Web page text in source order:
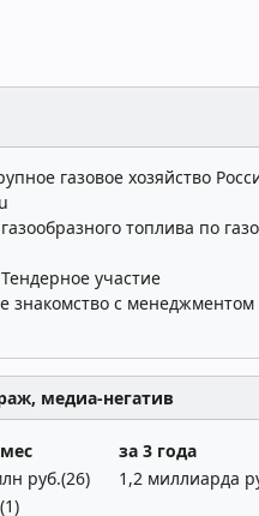
газовое хозяйство
топлива по
Тендерное участие
знакомство с менеджментом
медиа-негатив
за 3 года
руб.(26)
1,2 миллиарда